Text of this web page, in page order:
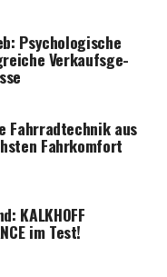
Psy­cho­lo­gi­sche
Ver­kaufs­ge­
Fahr­rad­tech­nik aus
Fahrkomfort
KALKHOFF
im Test!